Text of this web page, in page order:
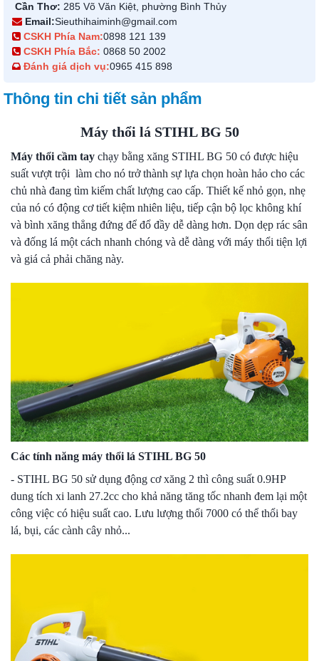
Cần Thơ: 285 Võ Văn Kiệt, phường Bình Thủy
Email:Sieuthihaiminh@gmail.com
CSKH Phía Nam:0898 121 139
CSKH Phía Bắc: 0868 50 2002
Đánh giá dịch vụ:0965 415 898
Thông tin chi tiết sản phẩm
Máy thổi lá STIHL BG 50
Máy thổi cầm tay chạy bằng xăng STIHL BG 50 có được hiệu
suất vượt trội làm cho nó trở thành sự lựa chọn hoàn hảo cho các
chủ nhà đang tìm kiếm chất lượng cao cấp. Thiết kế nhỏ gọn, nhẹ
của nó có động cơ tiết kiệm nhiên liệu, tiếp cận bộ lọc không khí
và bình xăng thẳng đứng để đổ đầy dễ dàng hơn. Dọn dẹp rác sân
và đống lá một cách nhanh chóng và dễ dàng với máy thổi tiện lợi
và giá cả phải chăng này.
Các tính năng máy thổi lá STIHL BG 50
- STIHL BG 50 sử dụng động cơ xăng 2 thì công suất 0.9HP
dung tích xi lanh 27.2cc cho khả năng tăng tốc nhanh đem lại một
công việc có hiệu suất cao. Lưu lượng thổi 7000 có thể thổi bay
lá, bụi, các cành cây nhỏ...